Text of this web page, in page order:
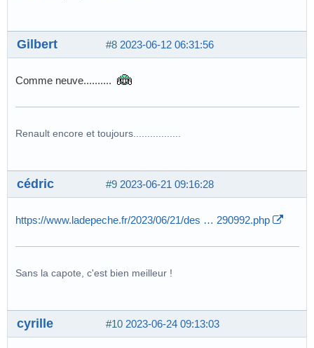
#8 2023-06-12 06:31:56
Gilbert
Comme neuve..........
Renault encore et toujours.................
#9 2023-06-21 09:16:28
cédric
https://www.ladepeche.fr/2023/06/21/des … 290992.php
Sans la capote, c'est bien meilleur !
#10 2023-06-24 09:13:03
cyrille